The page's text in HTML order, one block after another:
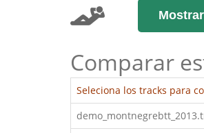
Comparar
Seleciona los tracks para